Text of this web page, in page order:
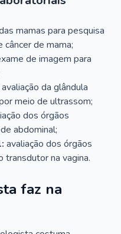
mamas para pesquisa
de mama;
de imagem para
avaliação da glândula
meio de ultrassom;
dos órgãos
abdominal;
avaliação dos órgãos
transdutor na vagina.
faz na